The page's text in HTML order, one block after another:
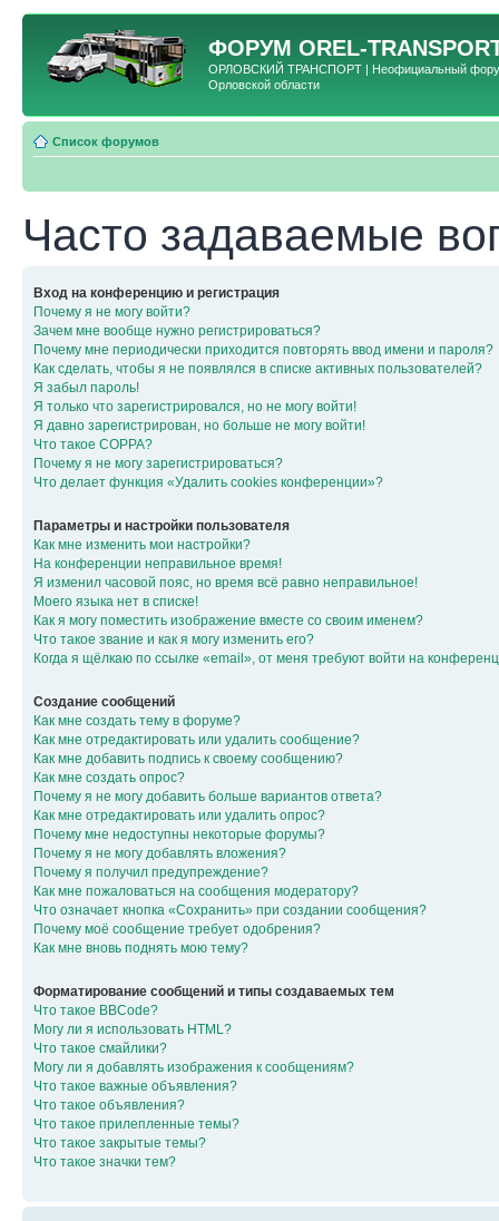
ФОРУМ OREL-
ОРЛОВСКИЙ ТРАНСПОРТ | Неофициальный форум
Орловской области
Список форумов
Часто задаваемые
Вход на конференцию и регистрация
Почему я не могу войти?
Зачем мне вообще нужно регистрироваться?
Почему мне периодически приходится повторять ввод имени и пароля?
Как сделать, чтобы я не появлялся в списке активных пользователей?
Я забыл пароль!
Я только что зарегистрировался, но не могу войти!
Я давно зарегистрирован, но больше не могу войти!
Что такое COPPA?
Почему я не могу зарегистрироваться?
Что делает функция «Удалить cookies конференции»?
Параметры и настройки пользователя
Как мне изменить мои настройки?
На конференции неправильное время!
Я изменил часовой пояс, но время всё равно неправильное!
Моего языка нет в списке!
Как я могу поместить изображение вместе со своим именем?
Что такое звание и как я могу изменить его?
Когда я щёлкаю по ссылке «email», от меня требуют войти на
Создание сообщений
Как мне создать тему в форуме?
Как мне отредактировать или удалить сообщение?
Как мне добавить подпись к своему сообщению?
Как мне создать опрос?
Почему я не могу добавить больше вариантов ответа?
Как мне отредактировать или удалить опрос?
Почему мне недоступны некоторые форумы?
Почему я не могу добавлять вложения?
Почему я получил предупреждение?
Как мне пожаловаться на сообщения модератору?
Что означает кнопка «Сохранить» при создании сообщения?
Почему моё сообщение требует одобрения?
Как мне вновь поднять мою тему?
Форматирование сообщений и типы создаваемых тем
Что такое BBCode?
Могу ли я использовать HTML?
Что такое смайлики?
Могу ли я добавлять изображения к сообщениям?
Что такое важные объявления?
Что такое объявления?
Что такое прилепленные темы?
Что такое закрытые темы?
Что такое значки тем?